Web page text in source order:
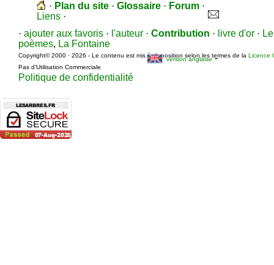
· Plan du site · Glossaire · Forum ·
Liens ·
· ajouter aux favoris · l'auteur · Contribution · livre d'or ·
poèmes, La Fontaine
Copyright© 2000 · 2026 - Le contenu est mis à disposition selon les termes de la Licence
Pas d’Utilisation Commerciale
Politique de confidentialité
version anglaise-